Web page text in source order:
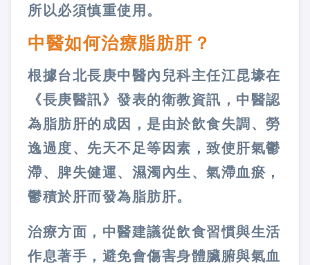
所以必須慎重使用。
中醫如何治療脂肪肝？
根據台北長庚中醫內兒科主任江昆壕在
《長庚醫訊》發表的衛教資訊，中醫認
為脂肪肝的成因，是由於飲食失調、勞
逸過度、先天不足等因素，致使肝氣鬱
滯、脾失健運、濕濁內生、氣滯血瘀，
鬱積於肝而發為脂肪肝。
治療方面，中醫建議從飲食習慣與生活
作息著手，避免會傷害身體臟腑與氣血